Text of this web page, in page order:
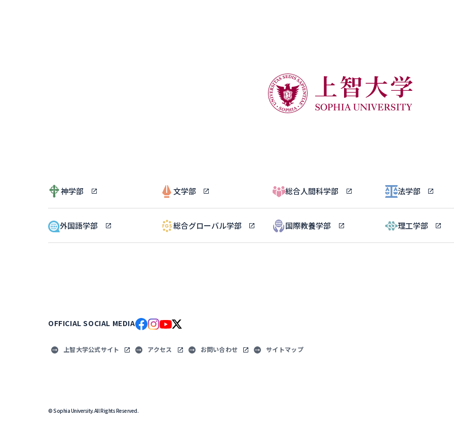
神学部 文学部 総合人間科学部 法学部
外国語学部 総合グローバル学部 国際教養学部 理工学部
OFFICIAL SOCIAL MEDIA
上智大学公式サイト アクセス お問い合わせ サイトマップ
© Sophia University. All Rights Reserved.